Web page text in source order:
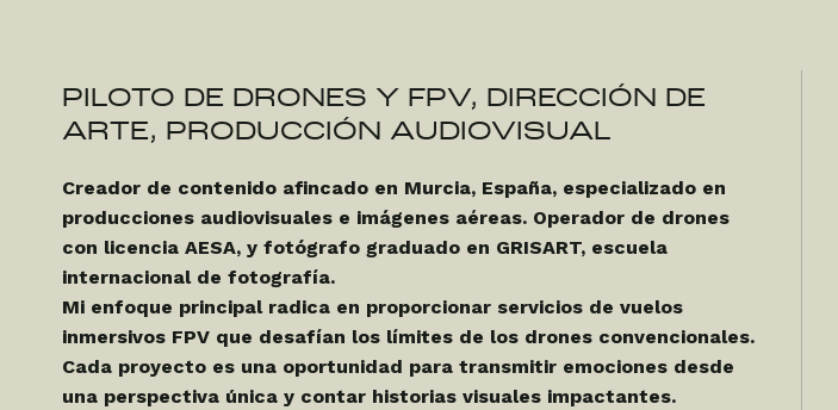
PILOTO DE DRONES Y FPV, DIRECCIÓN DE
ARTE, PRODUCCIÓN AUDIOVISUAL
Creador de contenido afincado en Murcia, España, especializado en
producciones audiovisuales e imágenes aéreas. Operador de drones
con licencia AESA, y fotógrafo graduado en GRISART, escuela
internacional de fotografía.
Mi enfoque principal radica en proporcionar servicios de vuelos
inmersivos FPV que desafían los límites de los drones convencionales.
Cada proyecto es una oportunidad para transmitir emociones desde
una perspectiva única y contar historias visuales impactantes.